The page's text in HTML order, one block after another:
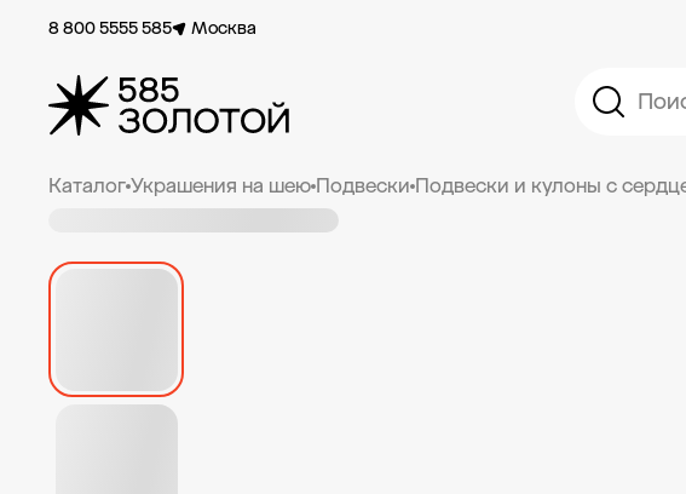
8 800 5555 585 Москва
Каталог Украшения на шею Подвески Подвески и кулоны с